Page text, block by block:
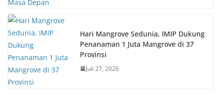
Hari Mangrove Sedunia, IMIP Dukung
Penanaman 1 Juta Mangrove di 37
Provinsi
Juli 27, 2026